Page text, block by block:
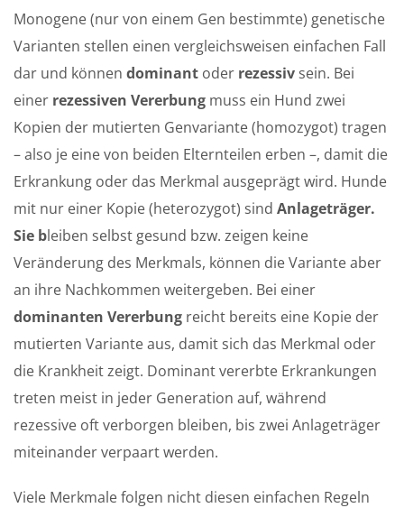
Monogene (nur von einem Gen bestimmte) genetische
Varianten stellen einen vergleichsweisen einfachen Fall
dar und können dominant oder rezessiv sein. Bei
einer rezessiven Vererbung muss ein Hund zwei
Kopien der mutierten Genvariante (homozygot) tragen
– also je eine von beiden Elternteilen erben –, damit die
Erkrankung oder das Merkmal ausgeprägt wird. Hunde
mit nur einer Kopie (heterozygot) sind Anlageträger.
Sie bleiben selbst gesund bzw. zeigen keine
Veränderung des Merkmals, können die Variante aber
an ihre Nachkommen weitergeben. Bei einer
dominanten Vererbung reicht bereits eine Kopie der
mutierten Variante aus, damit sich das Merkmal oder
die Krankheit zeigt. Dominant vererbte Erkrankungen
treten meist in jeder Generation auf, während
rezessive oft verborgen bleiben, bis zwei Anlageträger
miteinander verpaart werden.
Viele Merkmale folgen nicht diesen einfachen Regeln